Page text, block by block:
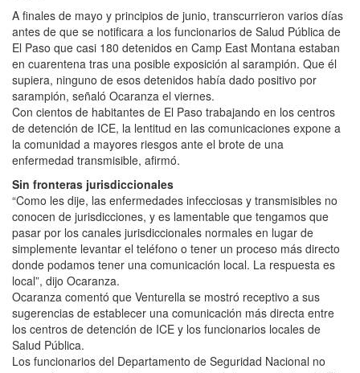
A finales de mayo y principios de junio, transcurrieron varios días
antes de que se notificara a los funcionarios de Salud Pública de
El Paso que casi 180 detenidos en Camp East Montana estaban
en cuarentena tras una posible exposición al sarampión. Que él
supiera, ninguno de esos detenidos había dado positivo por
sarampión, señaló Ocaranza el viernes.
Con cientos de habitantes de El Paso trabajando en los centros
de detención de ICE, la lentitud en las comunicaciones expone a
la comunidad a mayores riesgos ante el brote de una
enfermedad transmisible, afirmó.
Sin fronteras jurisdiccionales
“Como les dije, las enfermedades infecciosas y transmisibles no
conocen de jurisdicciones, y es lamentable que tengamos que
pasar por los canales jurisdiccionales normales en lugar de
simplemente levantar el teléfono o tener un proceso más directo
donde podamos tener una comunicación local. La respuesta es
local”, dijo Ocaranza.
Ocaranza comentó que Venturella se mostró receptivo a sus
sugerencias de establecer una comunicación más directa entre
los centros de detención de ICE y los funcionarios locales de
Salud Pública.
Los funcionarios del Departamento de Seguridad Nacional no